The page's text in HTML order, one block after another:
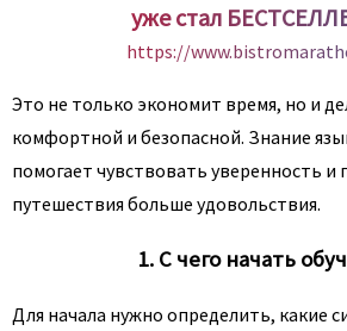
уже стал
https://
Это не только экономит время, но и
комфортной и безопасной. Знание
помогает чувствовать уверенность и
путешествия больше удовольствия.
1. С чего начать
Для начала нужно определить, какие